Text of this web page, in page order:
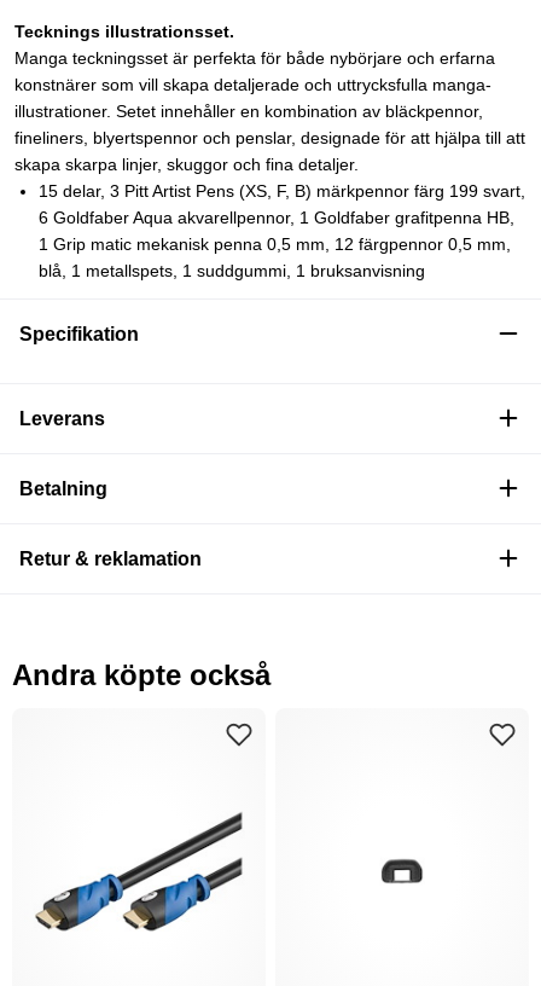
Tecknings illustrationsset.
Manga teckningsset är perfekta för både nybörjare och erfarna
konstnärer som vill skapa detaljerade och uttrycksfulla manga-
illustrationer. Setet innehåller en kombination av bläckpennor,
fineliners, blyertspennor och penslar, designade för att hjälpa till att
skapa skarpa linjer, skuggor och fina detaljer.
15 delar, 3 Pitt Artist Pens (XS, F, B) märkpennor färg 199 svart,
6 Goldfaber Aqua akvarellpennor, 1 Goldfaber grafitpenna HB,
1 Grip matic mekanisk penna 0,5 mm, 12 färgpennor 0,5 mm,
blå, 1 metallspets, 1 suddgummi, 1 bruksanvisning
Specifikation
Leverans
Betalning
Retur & reklamation
Andra köpte också